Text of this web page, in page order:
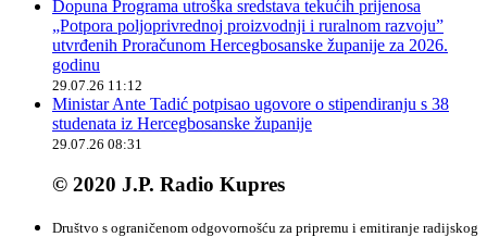
Dopuna Programa utroška sredstava tekućih prijenosa
„Potpora poljoprivrednoj proizvodnji i ruralnom razvoju”
utvrđenih Proračunom Hercegbosanske županije za 2026.
godinu
29.07.26 11:12
Ministar Ante Tadić potpisao ugovore o stipendiranju s 38
studenata iz Hercegbosanske županije
29.07.26 08:31
© 2020 J.P. Radio Kupres
Društvo s ograničenom odgovornošću za pripremu i emitiranje radijskog